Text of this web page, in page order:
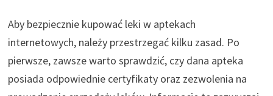
Aby bezpiecznie kupować leki w aptekach
internetowych, należy przestrzegać kilku zasad. Po
pierwsze, zawsze warto sprawdzić, czy dana apteka
posiada odpowiednie certyfikaty oraz zezwolenia na